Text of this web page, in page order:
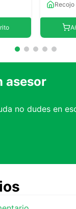
asesor
no dudes en